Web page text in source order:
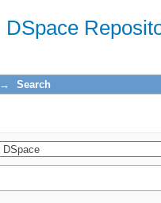
DSpace
→ Search